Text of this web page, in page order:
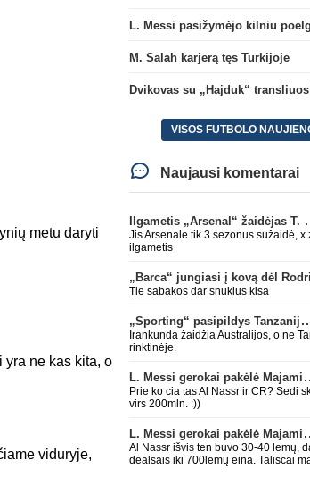
metu daryti
yra ne kas kita, o
viduryje,
M. Salah karjerą tęs Turkijoje
VISOS FUTBOLO
Naujausi komentarai
Ilgametis
Jis Arsenale tik 3 sezonus sužaidė, x
ilgametis
„Barca“ jungiasi į kovą dėl Rodri
Tie sabakos dar snukius kisa
„Sporting“ pasipildys
Irankunda žaidžia Australijos, o ne
rinktinėje.
L. Messi gerokai
Prie ko cia tas Al Nassr ir CR? Sedi
virs 200mln. :))
L. Messi gerokai
Al Nassr išvis ten buvo 30-40 lemų,
dealsais iki 700lemų eina. Taliscai